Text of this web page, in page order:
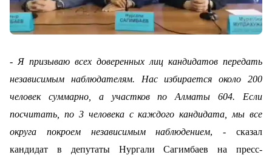
- Я призываю всех доверенных лиц кандидатов передать
независимым наблюдателям. Нас избирается около 200
человек суммарно, а участков по Алматы 604. Если
посчитать, по 3 человека с каждого кандидата, мы все
округа покроем независимым наблюдением, - сказал
кандидат в депутаты Нургали Сагимбаев на пресс-